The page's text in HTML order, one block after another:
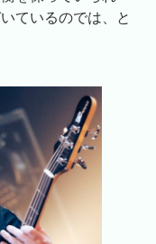
ているのでは、と